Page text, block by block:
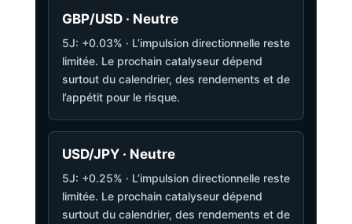
GBP/USD · Neutre
5J: +0.03% · L’impulsion directionnelle reste
limitée. Le prochain catalyseur dépend
surtout du calendrier, des rendements et de
l’appétit pour le risque.
USD/JPY · Neutre
5J: +0.25% · L’impulsion directionnelle reste
limitée. Le prochain catalyseur dépend
surtout du calendrier, des rendements et de